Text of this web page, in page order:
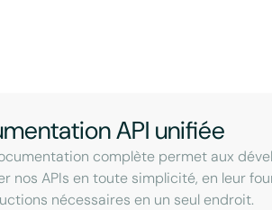
API unifiée
complète permet aux
nos APIs en toute simplicité, en leur
nécessaires en un seul endroit.